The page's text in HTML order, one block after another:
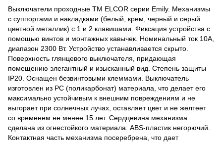
Выключатели проходные ТМ ELCOR серии Emily. Механизмы
с суппортами и накладками (белый, крем, черный и серый
цветной металлик) с 1 и 2 клавишами. Фиксация устройства с
помощью винтов и монтажных кавычек. Номинальный ток 10A,
диапазон 2300 Вт. Устройство устанавливается скрыто.
Поверхность глянцевого выключателя, придающая
помещению элегантный и изысканный вид. Степень защиты
IP20. Оснащен безвинтовыми клеммами. Выключатель
изготовлен из РС (поликарбонат) материала, что делает его
максимально устойчивым к внешним повреждениям и не
выгорает при солнечных лучах, оставляет цвет и не желтеет
со временем не менее 15 лет. Сердцевина механизма
сделана из огнестойкого материала: ABS-пластик негорючий.
Контактная часть механизма посеребрена, что дает